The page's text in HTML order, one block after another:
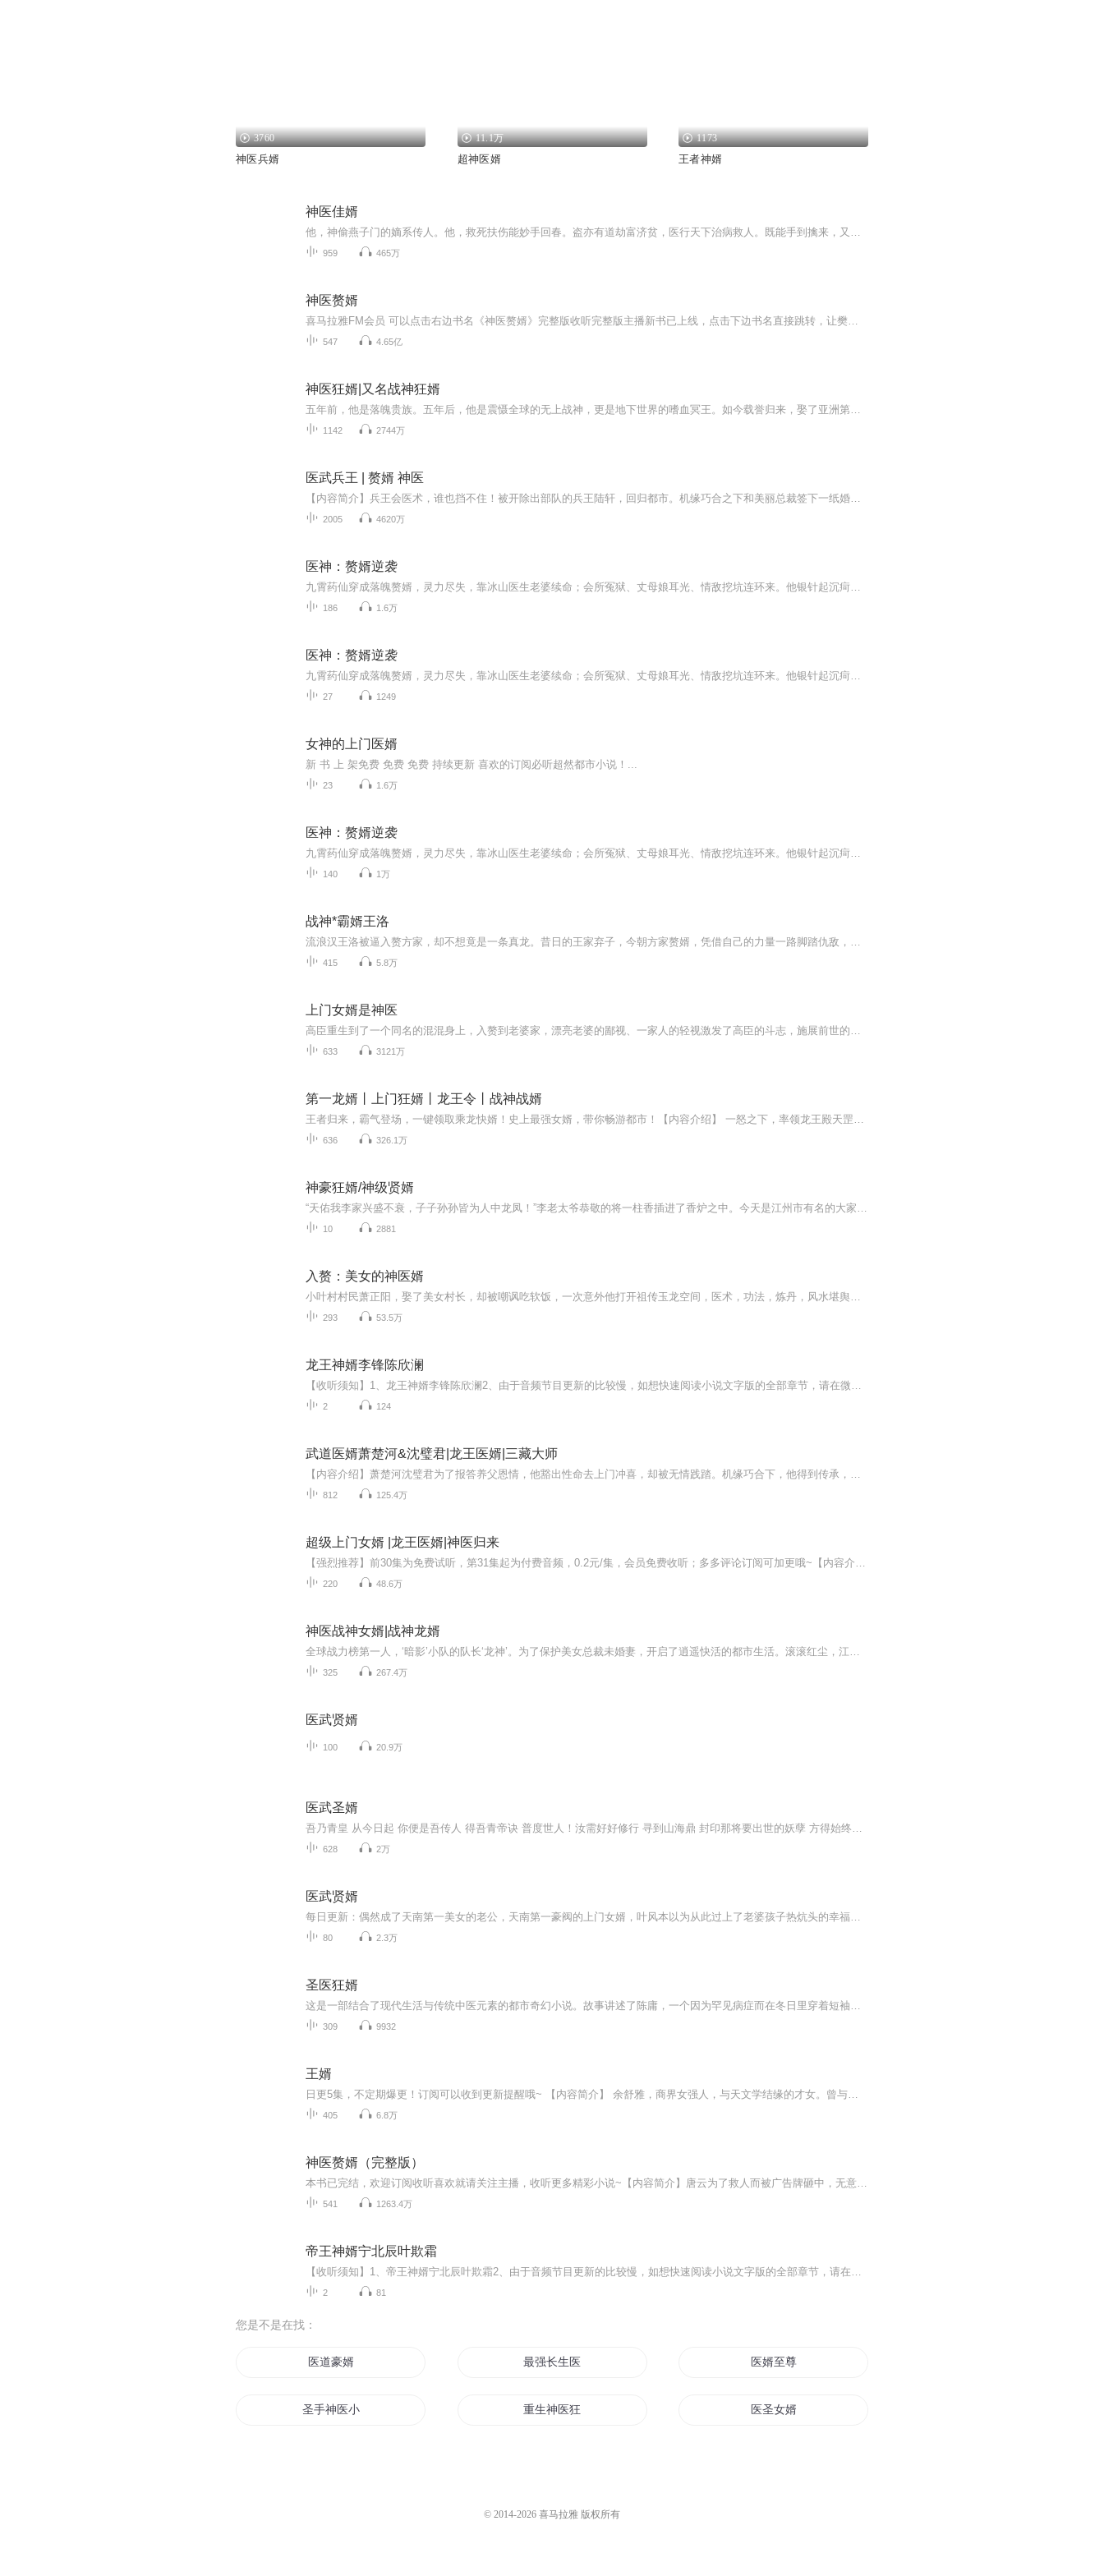
3760
神医兵婿
11.1万
超神医婿
1173
王者神婿
神医佳婿
他，神偷燕子门的嫡系传人。他，救死扶伤能妙手回春。盗亦有道劫富济贫，医行天下治病救人。既能手到擒来，又能手到病除，当然，偷心是主要业务。精灵古怪的腹黑师姐；精明干练的御姐警花；温柔可人的同桌美女；性感妖娆的白衣护士；一个个极品美女都被偷...
959 465万
神医赘婿
喜马拉雅FM会员 可以点击右边书名《神医赘婿》完整版收听完整版主播新书已上线，点击下边书名直接跳转，让樊超老师继续为您播讲精彩故事都市热血小说：《龙王狂婿|上门赘婿 龙王殿 牧尘》都市悬疑风水玄学小说：《山鬼谣》精品好书推荐 1.都市悬疑神书：...
547 4.65亿
神医狂婿|又名战神狂婿
五年前，他是落魄贵族。五年后，他是震慑全球的无上战神，更是地下世界的嗜血冥王。如今载誉归来，娶了亚洲第一富婆。女主：李不凡，你就是个废物，你配不上我几个月后女主：不凡，我们结婚吧，求求你啦……作者简介：清水怎清，掌阅热门作者，作品点击破...
1142 2744万
医武兵王 | 赘婿 神医
【内容简介】兵王会医术，谁也挡不住！被开除出部队的兵王陆轩，回归都市。机缘巧合之下和美丽总裁签下一纸婚约，从而与美女总裁发展着一系列错综复杂的爱恨情仇。【作者简介】血徒【主播介绍】白澈澈、沐卿雪购买须知：1、本作品部分集数为免费试听。2、...
2005 4620万
医神：赘婿逆袭
九霄药仙穿成落魄赘婿，灵力尽失，靠冰山医生老婆续命；会所冤狱、丈母娘耳光、情敌挖坑连环来。他银针起沉疴，一指定生死，把死亡通告变神医现场，更以无名策划吓退封杀商战。众嘲他吃软饭，他却在暗处护妻破局。她恨铁不成钢，偏又离不开。真相揭开时，...
186 1.6万
医神：赘婿逆袭
九霄药仙穿成落魄赘婿，灵力尽失，靠冰山医生老婆续命；会所冤狱、丈母娘耳光、情敌挖坑连环来。他银针起沉疴，一指定生死，把死亡通告变神医现场，更以无名策划吓退封杀商战。众嘲他吃软饭，他却在暗处护妻破局。她恨铁不成钢，偏又离不开。真相揭开时，...
27 1249
女神的上门医婿
新 书 上 架免费 免费 免费 持续更新 喜欢的订阅必听超然都市小说！...
23 1.6万
医神：赘婿逆袭
九霄药仙穿成落魄赘婿，灵力尽失，靠冰山医生老婆续命；会所冤狱、丈母娘耳光、情敌挖坑连环来。他银针起沉疴，一指定生死，把死亡通告变神医现场，更以无名策划吓退封杀商战。众嘲他吃软饭，他却在暗处护妻破局。她恨铁不成钢，偏又离不开。真相揭开时，...
140 1万
战神*霸婿王洛
流浪汉王洛被逼入赘方家，却不想竟是一条真龙。昔日的王家弃子，今朝方家赘婿，凭借自己的力量一路脚踏仇敌，披荆斩棘，一手拥佳人，单掌负擎天！感谢各位的支持，喜欢的订阅+好评，感谢各位！！练习用书，如有侵权，望告知 。
415 5.8万
上门女婿是神医
高臣重生到了一个同名的混混身上，入赘到老婆家，漂亮老婆的鄙视、一家人的轻视激发了高臣的斗志，施展前世的神奇医术救人装逼和美女老婆重续爱情的故事。
633 3121万
第一龙婿丨上门狂婿丨龙王令丨战神战婿
王者归来，霸气登场，一键领取乘龙快婿！史上最强女婿，带你畅游都市！【内容介绍】 一怒之下，率领龙王殿天罡十二将和三十万精锐，王者归来！“爸爸，笑笑疼，笑笑不想死，爸爸救救笑笑……” 正在航母上授勋的叶无天，接到女儿被虐待老婆被逼婚的求救电...
636 326.1万
神豪狂婿/神级贤婿
“天佑我李家兴盛不衰，子子孙孙皆为人中龙凤！”李老太爷恭敬的将一柱香插进了香炉之中。今天是江州市有名的大家族，李家一年一度的年会。如想快速阅读小说文字版全集请在威\新搜一搜中搜索工、种、浩【八二阅读】，关注并回复数字：【37】，便可快速阅读文字全版。（注意：需要关注工、种、浩，在工种浩中回复才有效）年会之上，数百人异口同声，声势浩大，振奋人心。一名李家的高层忽然站了出来，大声的说道：“各位，咱门李家能到现在，全都托家主之福，今日请各位晚辈向家主呈上礼物，以...
10 2881
入赘：美女的神医婿
小叶村村民萧正阳，娶了美女村长，却被嘲讽吃软饭，一次意外他打开祖传玉龙空间，医术，功法，炼丹，风水堪舆，无尽资源，捻手即来。生活从此发生巨变~【作者简介】江东父老、网络作者【主播简介】金宝有声、配音员、有声小说演播人、演绎风格多变，一起感...
293 53.5万
龙王神婿李锋陈欣澜
【收听须知】1、龙王神婿李锋陈欣澜2、由于音频节目更新的比较慢，如想快速阅读小说文字版的全部章节，请在微信中搜索公/众/号【黑葡萄文学】，关注后，并在公/众/号中回复：【301】，便可快速阅读小说文字版全集。（注意：需要在公/众/号中回复才有效哦）
2 124
武道医婿萧楚河&沈璧君|龙王医婿|三藏大师
【内容介绍】萧楚河沈璧君为了报答养父恩情，他豁出性命去上门冲喜，却被无情践踏。机缘巧合下，他得到传承，从此命运发生改变。萧楚河：“你们欠我的，我定会一一拿回来！”三年隐忍，一招出手，扬名天下。又名《医王狂婿》、《狂医赘婿》。家族争斗、门...
812 125.4万
超级上门女婿 |龙王医婿|神医归来
【强烈推荐】前30集为免费试听，第31集起为付费音频，0.2元/集，会员免费收听；多多评论订阅可加更哦~【内容介绍】神秘少年，一袭淡紫道袍闯都市，飞针救人，长剑破敌，玩转各大势力之间，纵横驰骋！未婚妻？甩了！女神？推倒！送上门的？善哉善哉，贫道不...
220 48.6万
神医战神女婿|战神龙婿
全球战力榜第一人，‘暗影’小队的队长‘龙神’。为了保护美女总裁未婚妻，开启了逍遥快活的都市生活。滚滚红尘，江山美人。看我横刀立马，笑傲苍穹！【作者】鑫焱，网络小说作者【主播】朗生晨之语，有声主播，声线多变。作品《成仙了别来找我》《重生空...
325 267.4万
医武贤婿
100 20.9万
医武圣婿
吾乃青皇 从今日起 你便是吾传人 得吾青帝诀 普度世人！汝需好好修行 寻到山海鼎 封印那将要出世的妖孽 方得始终！陈羽感觉自己身处于一片虚无之中 伴随着传承之音 庞大的信息量充斥进了脑海 快要将他撑爆了一般 武道医术 玄妙针法 修行法诀 五行杂术不断...
628 2万
医武贤婿
每日更新：偶然成了天南第一美女的老公，天南第一豪阀的上门女婿，叶风本以为从此过上了老婆孩子热炕头的幸福生活，可惜老婆非常讨厌自己……【收听须知】1、叫《医武贤婿》。2、小说的文字版已经全部都更新完了。由于音频节目更新的比较慢，如想快速阅读小说文字版的全部章节，请在微信中搜索公众号【鸡蛋文学】，关注后，并在公众号中回复：【123】，便可快速阅读小说文字版全集。（注意：需要在公众号中回复才有效哦）看到了吗？那就是叶风，也不知走了什么狗屎运，竟然成了天...
80 2.3万
圣医狂婿
这是一部结合了现代生活与传统中医元素的都市奇幻小说。故事讲述了陈庸，一个因为罕见病症而在冬日里穿着短袖的少年，如何在一次意外的救援中获得了传说中的《百毒经》，并逐渐揭开了自己身体秘密的同时，也卷入了一系列既危险又奇妙的事件之中。陈庸的生...
309 9932
王婿
日更5集，不定期爆更！订阅可以收到更新提醒哦~ 【内容简介】 余舒雅，商界女强人，与天文学结缘的才女。曾与许明的婚姻因家族纷争画下句号，然而，这位出身显赫的深情男子，许明，为她不惜一切，暗中打造江州天文馆，只为在她生日那天献上惊喜。他的痴心...
405 6.8万
神医赘婿（完整版）
本书已完结，欢迎订阅收听喜欢就请关注主播，收听更多精彩小说~【内容简介】唐云为了救人而被广告牌砸中，无意间得到了天下第一医道典籍《回春诀》。自此他的人生发生巨变，从一个出了名的废物，一步步成为一代神医。【作者简介】八方镖客，西红柿有声签约...
541 1263.4万
帝王神婿宁北辰叶欺霜
【收听须知】1、帝王神婿宁北辰叶欺霜2、由于音频节目更新的比较慢，如想快速阅读小说文字版的全部章节，请在微信中搜索公/众/号【黑葡萄文学】，关注后，并在公/众/号中回复：【399】，便可快速阅读小说文字版全集。（注意：需要在公/众/号中回复才有效哦）
2 81
您是不是在找：
医道豪婿 最强长生医婿 医婿至尊
圣手神医小豪婿 重生神医狂婿 医圣女婿
© 2014-2026 喜马拉雅 版权所有